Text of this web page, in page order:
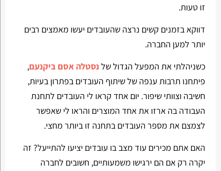
זו טעות.
דווקא בזמנים קשים נרצה שהעובדים יעשו מאמצים רבים
יותר למען החברה.
כשניהלתי את המפעל הגדול של נסטלה אסם ביקנעם,
פיתחנו תרבות ענפה של שיתוף העובדים בפתרון בעיות,
חשיבה וצוותי שיפור. יום אחד קראו לי העובדים לתחנת
העבודה בה ארזו את אחד המוצרים והראו לי שאפשר
לצמצם את מספר העובדים בתחנה זו ביותר מחצי.
האם אתם מכירים עוד מצב בו עובדים יציעו להתייעל? זה
יקרה רק אם הם ירגישו משמעותיים, חשובים לחברה